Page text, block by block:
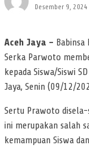
Desember 9, 2024
Aceh Jaya –
Serka Parwoto
kepada Siswa/Siswi
Jaya, Senin (09/12/
Sertu Prawoto
ini merupakan salah
kemampuan Siswa